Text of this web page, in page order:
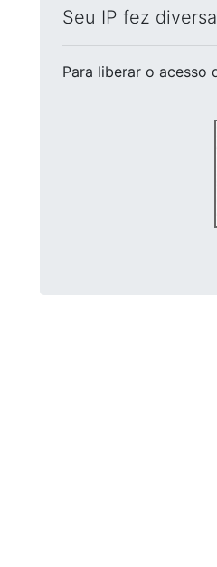
Seu IP fez
Para liberar o acesso